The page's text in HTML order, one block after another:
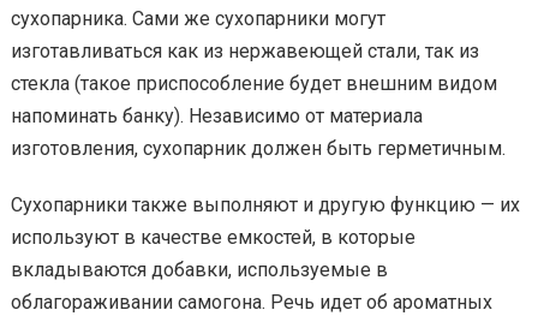
сухопарника. Сами же сухопарники могут
изготавливаться как из нержавеющей стали, так из
стекла (такое приспособление будет внешним видом
напоминать банку). Независимо от материала
изготовления, сухопарник должен быть герметичным.
Сухопарники также выполняют и другую функцию — их
используют в качестве емкостей, в которые
вкладываются добавки, используемые в
облагораживании самогона. Речь идет об ароматных